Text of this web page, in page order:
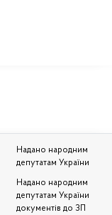
Надано народним
депутатам України
Надано народним
депутатам України
документів до ЗП